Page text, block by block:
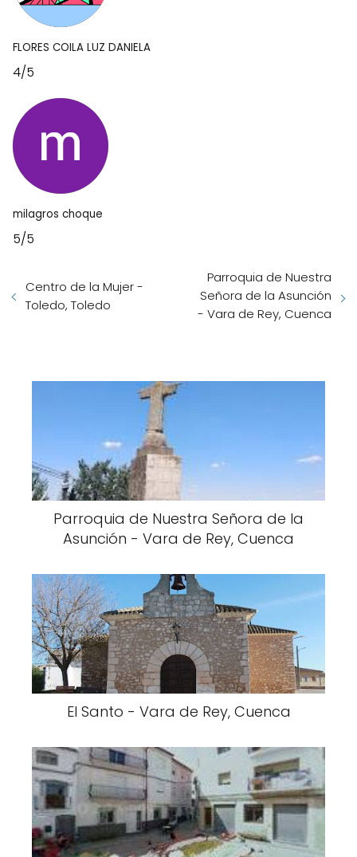
FLORES COILA LUZ DANIELA
4/5
milagros choque
5/5
Centro de la Mujer -
Toledo, Toledo
Parroquia de Nuestra
Señora de la Asunción
- Vara de Rey, Cuenca
Parroquia de Nuestra Señora de la
Asunción - Vara de Rey, Cuenca
El Santo - Vara de Rey, Cuenca